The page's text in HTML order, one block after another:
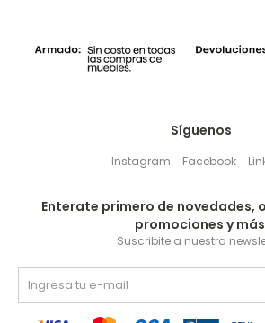
Síguenos
Instagram Facebook
Enterate primero de novedades,
promociones y
Suscribite a nuestra